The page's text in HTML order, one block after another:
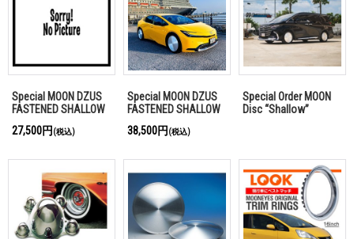
Special MOON DZUS
FASTENED SHALLOW
DISCS テンプレート
for TOYOTA 2023- 60
27,500円 (税込)
Special MOON DZUS
FASTENED SHALLOW
DISCS for TOYOTA
2023- 60型 プリウス
38,500円 (税込)
Special Order MOON
Disc “Shallow”